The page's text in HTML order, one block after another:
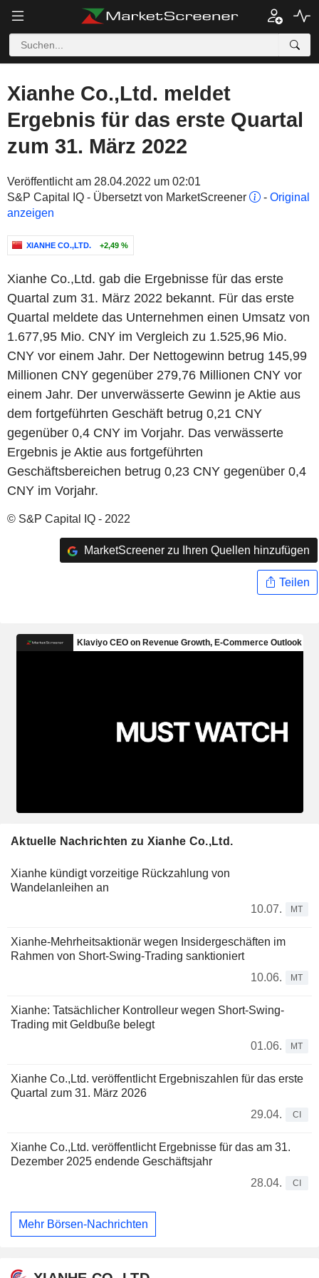
Xianhe Co.,Ltd. meldet
Ergebnis für das erste Quartal
zum 31. März 2022
Veröffentlicht am 28.04.2022 um 02:01
S&P Capital IQ - Übersetzt von MarketScreener
- Original
anzeigen
XIANHE CO.,LTD. +2,49 %
Xianhe Co.,Ltd. gab die Ergebnisse für das erste
Quartal zum 31. März 2022 bekannt. Für das erste
Quartal meldete das Unternehmen einen Umsatz von
1.677,95 Mio. CNY im Vergleich zu 1.525,96 Mio.
CNY vor einem Jahr. Der Nettogewinn betrug 145,99
Millionen CNY gegenüber 279,76 Millionen CNY vor
einem Jahr. Der unverwässerte Gewinn je Aktie aus
dem fortgeführten Geschäft betrug 0,21 CNY
gegenüber 0,4 CNY im Vorjahr. Das verwässerte
Ergebnis je Aktie aus fortgeführten
Geschäftsbereichen betrug 0,23 CNY gegenüber 0,4
CNY im Vorjahr.
© S&P Capital IQ - 2022
MarketScreener zu Ihren Quellen hinzufügen
Teilen
Aktuelle Nachrichten zu Xianhe Co.,Ltd.
Xianhe kündigt vorzeitige Rückzahlung von
Wandelanleihen an
10.07.
MT
Xianhe-Mehrheitsaktionär wegen Insidergeschäften im
Rahmen von Short-Swing-Trading sanktioniert
10.06.
MT
Xianhe: Tatsächlicher Kontrolleur wegen Short-Swing-
Trading mit Geldbuße belegt
01.06.
MT
Xianhe Co.,Ltd. veröffentlicht Ergebniszahlen für das erste
Quartal zum 31. März 2026
29.04.
CI
Xianhe Co.,Ltd. veröffentlicht Ergebnisse für das am 31.
Dezember 2025 endende Geschäftsjahr
28.04.
CI
Mehr Börsen-Nachrichten